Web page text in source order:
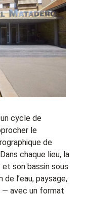
cycle de
le
de
chaque lieu, la
son bassin sous
l’eau, paysage,
— avec un format